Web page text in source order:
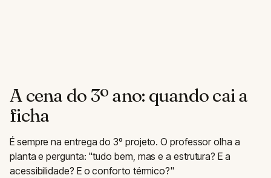
A cena do 3º ano: quando cai a
ficha
É sempre na entrega do 3º projeto. O professor olha a
planta e pergunta: "tudo bem, mas e a estrutura? E a
acessibilidade? E o conforto térmico?"